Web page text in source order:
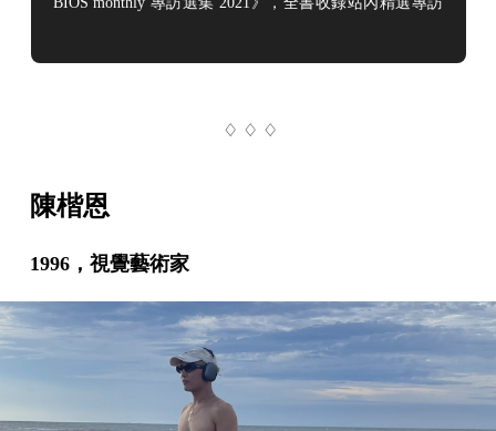
場沒好好回答問題。前一天，他正好上完一堂聲音課，請
♢ ♢ ♢
陳楷恩
1996，視覺藝術家